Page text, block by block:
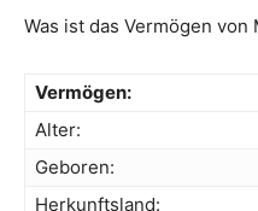
Was ist das Vermögen von
Vermögen:
Alter:
Geboren:
Herkunftsland: